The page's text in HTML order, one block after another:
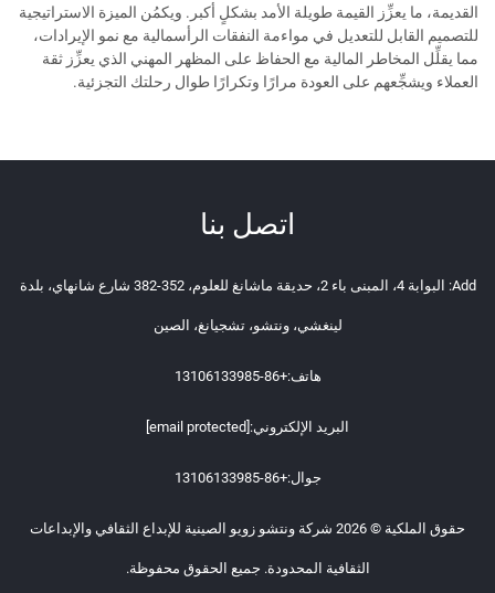
القديمة، ما يعزِّز القيمة طويلة الأمد بشكلٍ أكبر. ويكمُن الميزة الاستراتيجية
للتصميم القابل للتعديل في مواءمة النفقات الرأسمالية مع نمو الإيرادات،
مما يقلِّل المخاطر المالية مع الحفاظ على المظهر المهني الذي يعزِّز ثقة
العملاء ويشجِّعهم على العودة مرارًا وتكرارًا طوال رحلتك التجزئية.
اتصل بنا
Add: البوابة 4، المبنى باء 2، حديقة ماشانغ للعلوم، 352-382 شارع شانهاي، بلدة
لينغشي، ونتشو، تشجيانغ، الصين
هاتف:+86-13106133985
البريد الإلكتروني:[email protected]
جوال:+86-13106133985
حقوق الملكية © 2026 شركة ونتشو زويو الصينية للإبداع الثقافي والإبداعات
الثقافية المحدودة. جميع الحقوق محفوظة.